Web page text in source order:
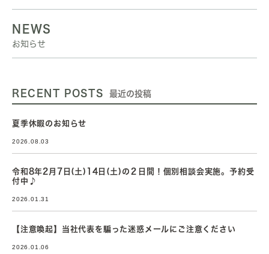
NEWS
お知らせ
RECENT POSTS 最近の投稿
夏季休暇のお知らせ
2026.08.03
令和8年2月7日(土)14日(土)の２日間！個別相談会実施。予約受
付中♪
2026.01.31
【注意喚起】当社代表を騙った迷惑メールにご注意ください
2026.01.06